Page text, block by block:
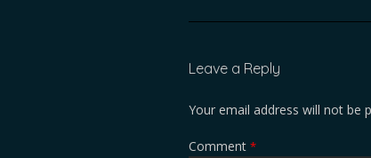
Leave a Reply
Your email address will not be
Comment *